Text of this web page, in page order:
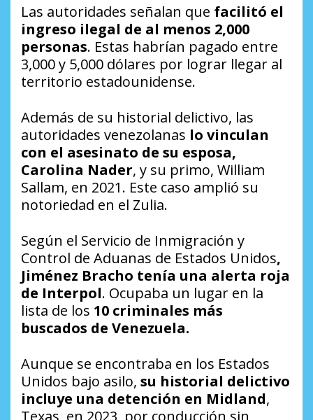
Las autoridades señalan que facilitó el
ingreso ilegal de al menos 2,000
personas. Estas habrían pagado entre
3,000 y 5,000 dólares por lograr llegar al
territorio estadounidense.
Además de su historial delictivo, las
autoridades venezolanas lo vinculan
con el asesinato de su esposa,
Carolina Nader, y su primo, William
Sallam, en 2021. Este caso amplió su
notoriedad en el Zulia.
Según el Servicio de Inmigración y
Control de Aduanas de Estados Unidos,
Jiménez Bracho tenía una alerta roja
de Interpol. Ocupaba un lugar en la
lista de los 10 criminales más
buscados de Venezuela.
Aunque se encontraba en los Estados
Unidos bajo asilo, su historial delictivo
incluye una detención en Midland,